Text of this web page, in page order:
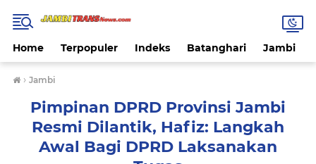
Home Terpopuler Indeks Batanghari Jambi
› Jambi
Pimpinan DPRD Provinsi Jambi
Resmi Dilantik, Hafiz: Langkah
Awal Bagi DPRD Laksanakan